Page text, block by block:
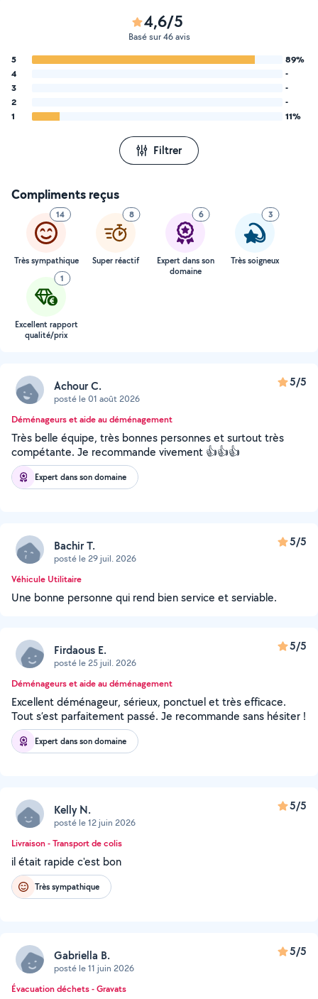
4,6/5
Basé sur 46 avis
5
89%
4
-
3
-
2
-
1
11%
Filtrer
Compliments reçus
14
Très sympathique
8
Super réactif
6
Expert dans son
domaine
3
Très soigneux
1
Excellent rapport
qualité/prix
Achour C.
posté le 01 août 2026
5/5
Déménageurs et aide au déménagement
Très belle équipe, très bonnes personnes et surtout très
compétante. Je recommande vivement 👍👍👍
Expert dans son domaine
Bachir T.
posté le 29 juil. 2026
5/5
Véhicule Utilitaire
Une bonne personne qui rend bien service et serviable.
Firdaous E.
posté le 25 juil. 2026
5/5
Déménageurs et aide au déménagement
Excellent déménageur, sérieux, ponctuel et très efficace.
Tout s’est parfaitement passé. Je recommande sans hésiter !
Expert dans son domaine
Kelly N.
posté le 12 juin 2026
5/5
Livraison - Transport de colis
il était rapide c'est bon
Très sympathique
Gabriella B.
posté le 11 juin 2026
5/5
Évacuation déchets - Gravats